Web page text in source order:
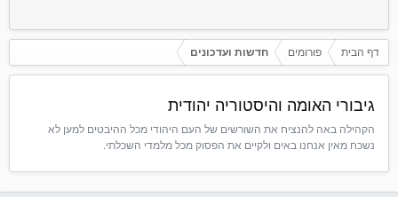
דף הבית פורומים חדשות ועדכונים
גיבורי האומה והיסטוריה יהודית
הקהילה באה להנציח את השורשים של העם היהודי מכל ההיבטים למען לא
נשכח מאין אנחנו באים ולקיים את הפסוק מכל מלמדי השכלתי.